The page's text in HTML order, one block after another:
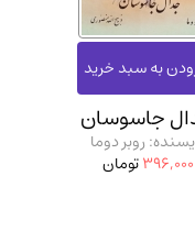
جاسوسان
روبر دوما
396,000تومان